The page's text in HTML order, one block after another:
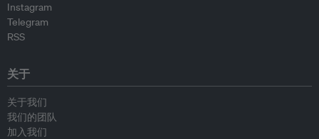
Instagram
Telegram
RSS
关于
关于我们
我们的团队
加入我们